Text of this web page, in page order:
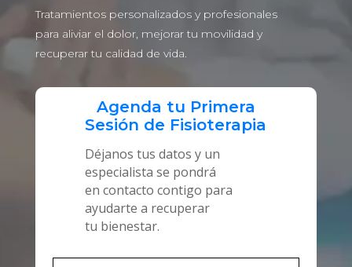
Tratamientos personalizados y profesionales
para aliviar el dolor, mejorar tu movilidad y
recuperar tu calidad de vida.
Agenda tu Primera
Sesión de Fisioterapia
Déjanos tus datos y un
especialista se pondrá
en contacto contigo para
ayudarte a recuperar
tu bienestar.